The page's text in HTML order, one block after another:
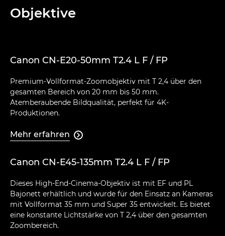
Objektive
Canon CN-E20-50mm T2.4 L F / FP
Premium-Vollformat-Zoomobjektiv mit T 2,4 über den
gesamten Bereich von 20 mm bis 50 mm.
Atemberaubende Bildqualität, perfekt für 4K-
Produktionen.
Mehr erfahren 
Canon CN-E45-135mm T2.4 L F / FP
Dieses High-End-Cinema-Objektiv ist mit EF und PL
Bajonett erhältlich und wurde für den Einsatz an Kameras
mit Vollformat 35 mm und Super 35 entwickelt. Es bietet
eine konstante Lichtstärke von T 2,4 über den gesamten
Zoombereich.